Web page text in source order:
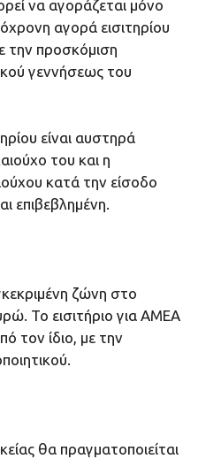
να αγοράζεται μόνο
αγορά εισιτηρίου
την προσκόμιση
γεννήσεως του
είναι αυστηρά
του και η
κατά την είσοδο
επιβεβλημένη.
ζώνη στο
Το εισιτήριο για ΑΜΕΑ
τον ίδιο, με την
θα πραγματοποιείται